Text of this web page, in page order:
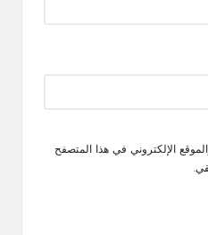
الإلكتروني في هذا المتصفح